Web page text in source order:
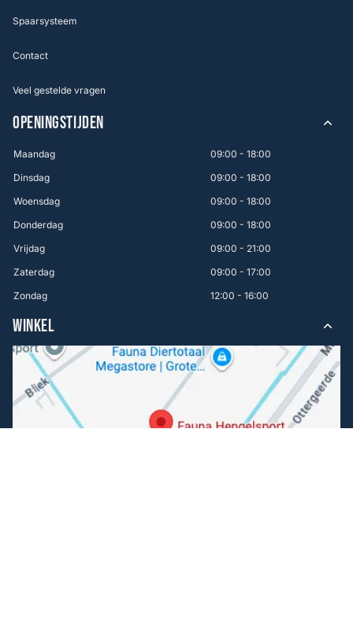
Spaarsysteem
Contact
Veel gestelde vragen
OPENINGSTIJDEN
Maandag
09:00 - 18:00
Dinsdag
09:00 - 18:00
Woensdag
09:00 - 18:00
Donderdag
09:00 - 18:00
Vrijdag
09:00 - 21:00
Zaterdag
09:00 - 17:00
Zondag
12:00 - 16:00
WINKEL